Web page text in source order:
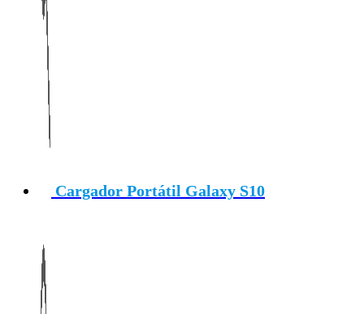
Cargador Portátil Galaxy S10